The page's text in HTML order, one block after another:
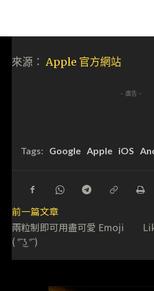
來源：Apple 官方網站
- 廣告 -
Tags: Google Apple iOS
前一篇文章
兩粒制即可用盡可愛 Emoji
( ͡ᵔ ͜ʖ ͡ᵔ )